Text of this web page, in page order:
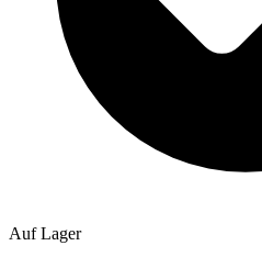
Auf Lager